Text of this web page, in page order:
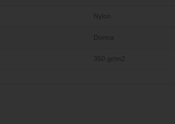
Nylon
Donna
350 gr/m2